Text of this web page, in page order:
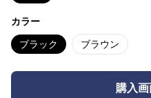
カラー
ブラック ブラウン
購入